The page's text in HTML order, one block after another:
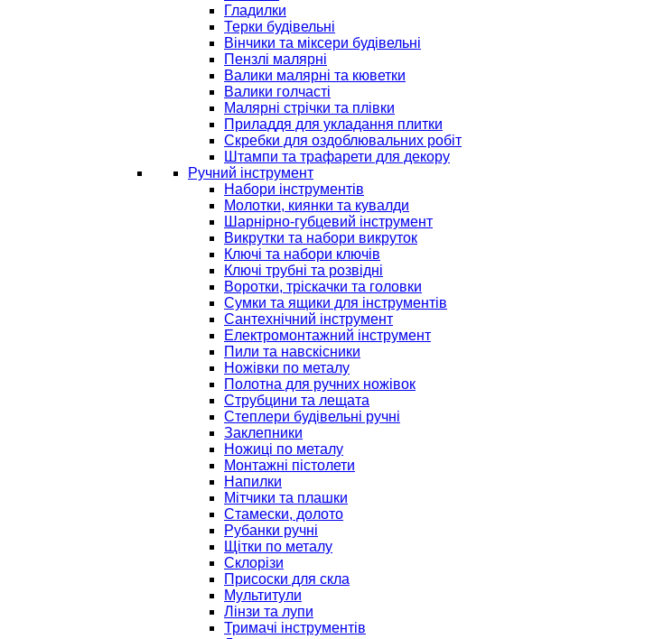
Гладилки
Терки будівельні
Вінчики та міксери будівельні
Пензлі малярні
Валики малярні та кюветки
Валики голчасті
Малярні стрічки та плівки
Приладдя для укладання плитки
Скребки для оздоблювальних робіт
Штампи та трафарети для декору
Ручний інструмент
Набори інструментів
Молотки, киянки та кувалди
Шарнірно-губцевий інструмент
Викрутки та набори викруток
Ключі та набори ключів
Ключі трубні та розвідні
Воротки, тріскачки та головки
Сумки та ящики для інструментів
Сантехнічний інструмент
Електромонтажний інструмент
Пили та навскісники
Ножівки по металу
Полотна для ручних ножівок
Струбцини та лещата
Степлери будівельні ручні
Заклепники
Ножиці по металу
Монтажні пістолети
Напилки
Мітчики та плашки
Стамески, долото
Рубанки ручні
Щітки по металу
Склорізи
Присоски для скла
Мультитули
Лінзи та лупи
Тримачі інструментів